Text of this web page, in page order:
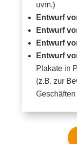
uvm.)
Entwurf
Entwurf
Entwurf
Entwurf
Plakate in
(z.B. zur
Geschäften